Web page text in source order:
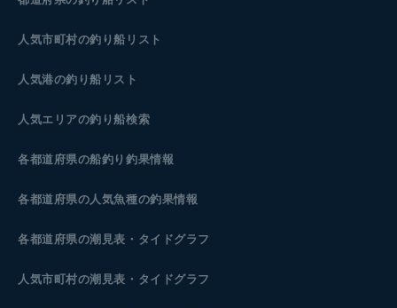
人気市町村の釣り船リスト
人気港の釣り船リスト
人気エリアの釣り船検索
各都道府県の船釣り釣果情報
各都道府県の人気魚種の釣果情報
各都道府県の潮見表 ・タイドグラフ
人気市町村の潮見表・タイドグラフ